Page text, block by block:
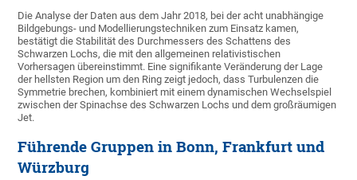
Die Analyse der Daten aus dem Jahr 2018, bei der acht unabhängige
Bildgebungs- und Modellierungstechniken zum Einsatz kamen,
bestätigt die Stabilität des Durchmessers des Schattens des
Schwarzen Lochs, die mit den allgemeinen relativistischen
Vorhersagen übereinstimmt. Eine signifikante Veränderung der Lage
der hellsten Region um den Ring zeigt jedoch, dass Turbulenzen die
Symmetrie brechen, kombiniert mit einem dynamischen Wechselspiel
zwischen der Spinachse des Schwarzen Lochs und dem großräumigen
Jet.
Führende Gruppen in Bonn, Frankfurt und
Würzburg